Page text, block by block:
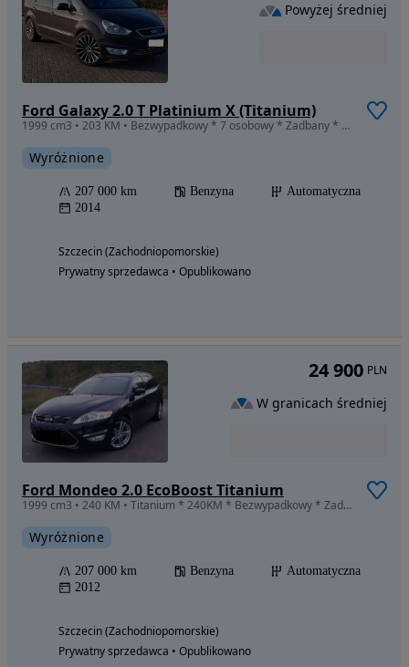
Ford Galaxy 2.0 T Platinium X (Titanium)
1999 cm3 • 203 KM • Bezwypadkowy * 7 osobowy * Zadbany * Regularny serwis
Wyróżnione
207 000 km Benzyna
Automatyczna
2014
Szczecin (Zachodniopomorskie)
Prywatny sprzedawca • Opublikowano
Powyżej średniej
Ford Mondeo 2.0 EcoBoost Titanium
1999 cm3 • 240 KM • Titanium * 240KM * Bezwypadkowy * Zadbany
Wyróżnione
207 000 km Benzyna
Automatyczna
2012
Szczecin (Zachodniopomorskie)
Prywatny sprzedawca • Opublikowano
24 900 PLN
W granicach średniej